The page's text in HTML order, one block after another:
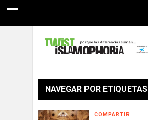
NAVEGAR POR ETIQUETAS
COMPARTIR